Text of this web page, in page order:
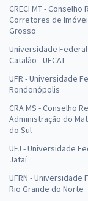
CRECI MT - Conselho
Corretores de
Grosso
Universidade
Catalão - UFCAT
UFR - Universidade
Rondonópolis
CRA MS - Conselho
Administração do
do Sul
UFJ - Universidade
Jataí
UFRN - Universidade
Rio Grande do Norte